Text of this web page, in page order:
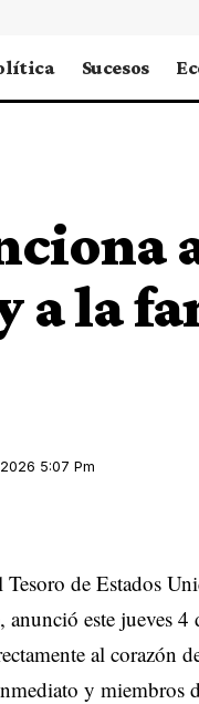
Sucesos
a la
5:07 Pm
de Estados
este jueves
al corazón
y miembros